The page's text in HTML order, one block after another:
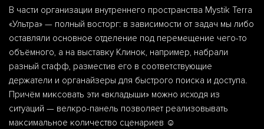
В части организации внутреннего пространства Mystik Terra
«Ультра» — полный восторг: в зависимости от задач мы либо
оставляли основное отделение под перемещение чего-то
объёмного, а на выставку Клинок, например, набрали
разный стафф, разместив его в соответствующие
держатели и органайзеры для быстрого поиска и доступа.
Причём миксовать эти «вкладыши» можно исходя из
ситуаций — велкро-панель позволяет реализовывать
максимальное количество сценариев ☺️